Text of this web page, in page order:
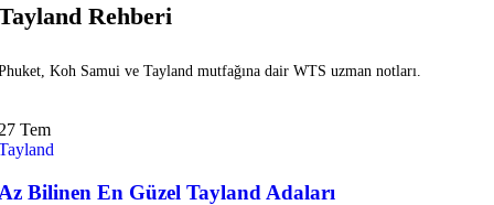
Rehberi
Koh Samui ve Tayland mutfağına dair WTS uzman notları.
Tem
Bilinen En Güzel Tayland Adaları